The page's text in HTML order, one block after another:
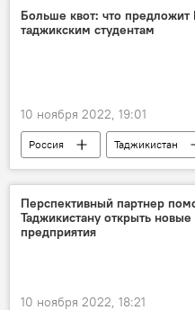
Больше квот: что предложит
таджикским студентам
10 ноября 2022, 19:01
Россия Таджикистан
вузы
Перспективный партнер
Таджикистану открыть новые
предприятия
10 ноября 2022, 18:21